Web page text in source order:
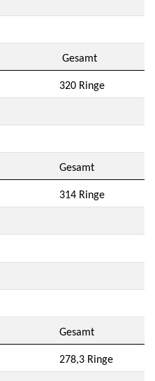
Gesamt
320 Ringe
Gesamt
314 Ringe
Gesamt
278,3 Ringe